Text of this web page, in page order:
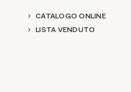
CATALOGO ONLINE
LISTA VENDUTO